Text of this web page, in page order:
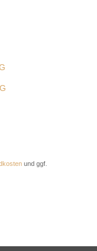
und ggf.